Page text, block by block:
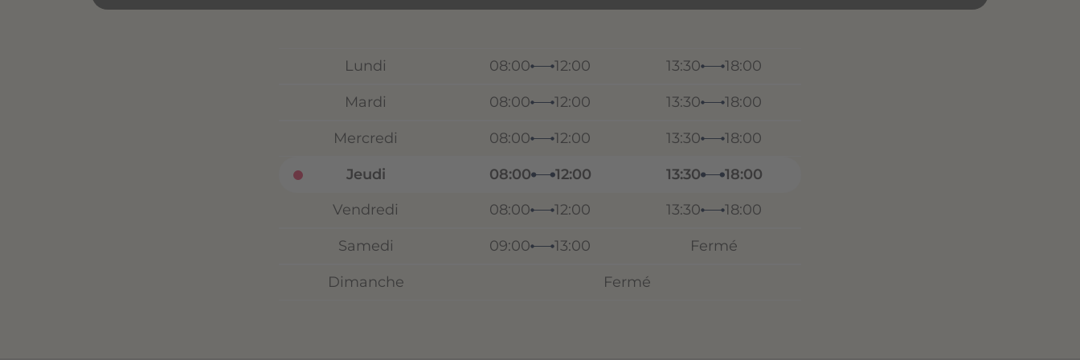
Lundi 08:00 12:00 13:30 18:00
Mardi 08:00 12:00 13:30 18:00
Mercredi 08:00 12:00 13:30 18:00
Jeudi 08:00 12:00 13:30
18:00
Vendredi
08:00 12:00 13:30 18:00
Samedi 09:00 13:00 Fermé
Dimanche Fermé